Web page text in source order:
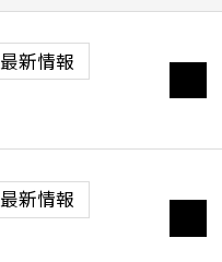
最新情報
最新情報